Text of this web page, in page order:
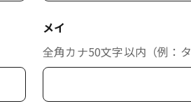
メイ
全角カナ50文字以内（例：タ